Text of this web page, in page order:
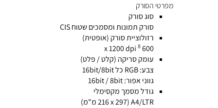
מפרטי הסורק
סוג סורק
סורק תמונות ומסמכים שטוח CIS
רזולוציית סורק (אופטית)
600 x 1200 dpi
8
עומק סריקה (קלט / פלט)
צבע: RGB כל 16bit/8bit
גווני אפור: 16bit / 8bit
גודל מסמך מקסימלי
A4/LTR (216 x 297 מ"מ)